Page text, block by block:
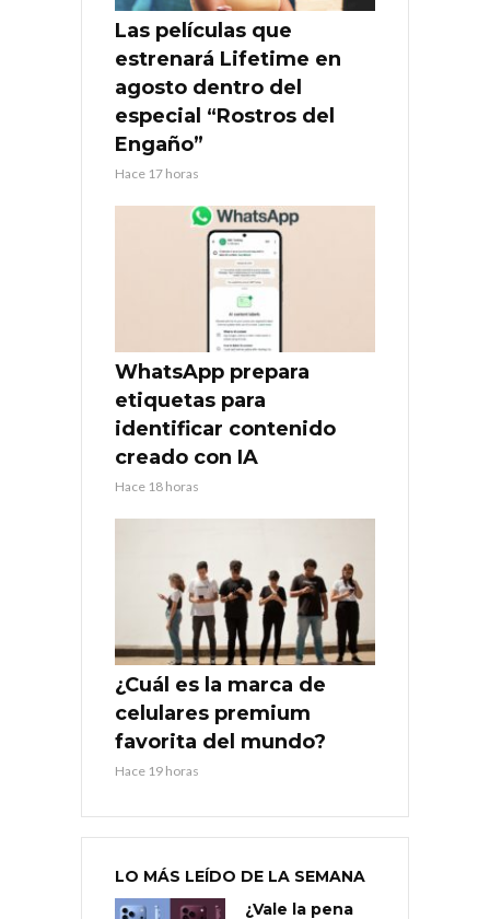
Las películas que
estrenará Lifetime en
agosto dentro del
especial “Rostros del
Engaño”
Hace 17 horas
WhatsApp prepara
etiquetas para
identificar contenido
creado con IA
Hace 18 horas
¿Cuál es la marca de
celulares premium
favorita del mundo?
Hace 19 horas
LO MÁS LEÍDO DE LA SEMANA
¿Vale la pena